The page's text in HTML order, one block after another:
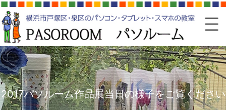
2017パソルーム作品展当日の様子をご覧ください